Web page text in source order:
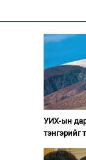
УИХ-ын
тэнгэрийг